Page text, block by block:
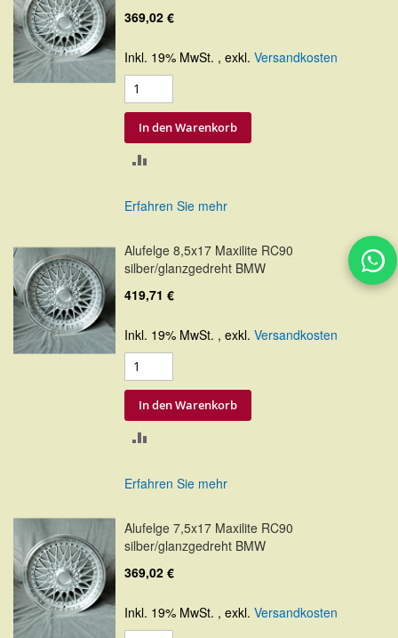
369,02 €
Inkl. 19% MwSt. , exkl. Versandkosten
In den Warenkorb
Erfahren Sie mehr
Alufelge 8,5x17 Maxilite RC90
silber/glanzgedreht BMW
419,71 €
Inkl. 19% MwSt. , exkl. Versandkosten
In den Warenkorb
Erfahren Sie mehr
Alufelge 7,5x17 Maxilite RC90
silber/glanzgedreht BMW
369,02 €
Inkl. 19% MwSt. , exkl. Versandkosten